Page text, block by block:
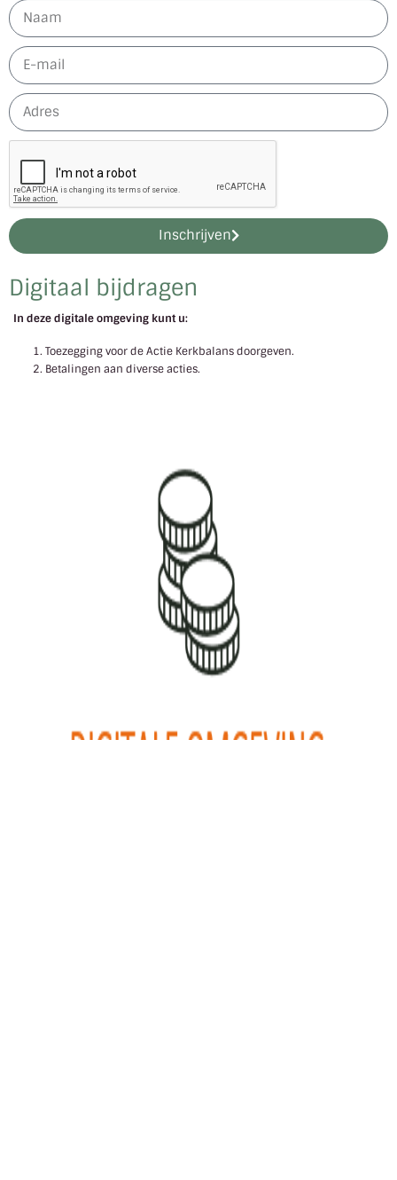
Digitaal bijdragen
In deze digitale omgeving kunt u:
Toezegging voor de Actie Kerkbalans doorgeven.
Betalingen aan diverse acties.
Inschrijven